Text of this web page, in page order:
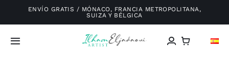
ENVÍO GRATIS / MÓNACO, FRANCIA METROPOLITANA,
SUIZA Y BÉLGICA
Toggle